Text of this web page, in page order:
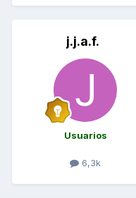
j.j.a.f.
Usuarios
6,3k